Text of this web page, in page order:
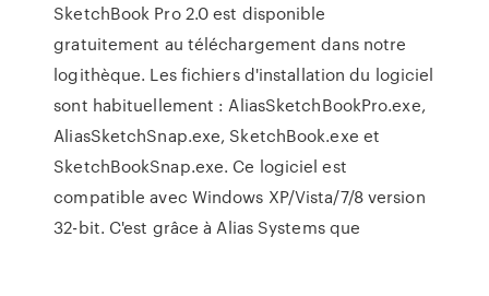
SketchBook Pro 2.0 est disponible
gratuitement au téléchargement dans notre
logithèque. Les fichiers d'installation du logiciel
sont habituellement : AliasSketchBookPro.exe,
AliasSketchSnap.exe, SketchBook.exe et
SketchBookSnap.exe. Ce logiciel est
compatible avec Windows XP/Vista/7/8 version
32-bit. C'est grâce à Alias Systems que